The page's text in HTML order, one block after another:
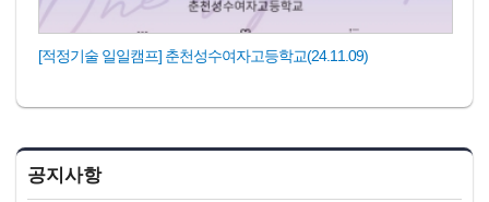
[적정기술 일일캠프] 춘천성수여자고등학교(24.11.09)
공지사항